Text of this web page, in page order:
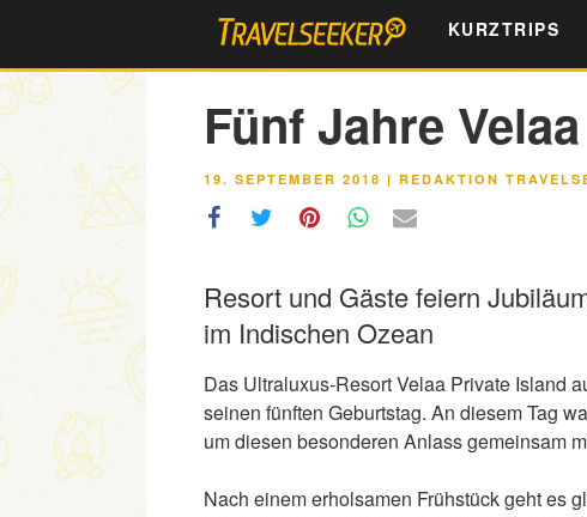
springen
KURZTRIPS
Fünf Jahre
VERÖFFENTLICHT
19. SEPTEMBER 2018 | REDAKTION
Resort und Gäste feiern
im Indischen Ozean
Das Ultraluxus-Resort Velaa Private Island
seinen fünften Geburtstag. An diesem Tag
um diesen besonderen Anlass gemeinsam
Nach einem erholsamen Frühstück geht es